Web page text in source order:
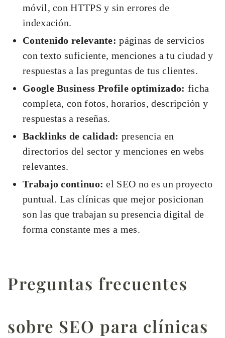
móvil, con HTTPS y sin errores de
indexación.
Contenido relevante:páginas de servicios
con texto suficiente, menciones a tu ciudad y
respuestas a las preguntas de tus clientes.
Google Business Profile optimizado: ficha
completa, con fotos, horarios, descripción y
respuestas a reseñas.
Backlinks de calidad: presencia en
directorios del sector y menciones en webs
relevantes.
Trabajo continuo:el SEO no es un proyecto
puntual. Las clínicas que mejor posicionan
son las que trabajan su presencia digital de
forma constante mes a mes.
Preguntas frecuentes
sobre SEO para clínicas